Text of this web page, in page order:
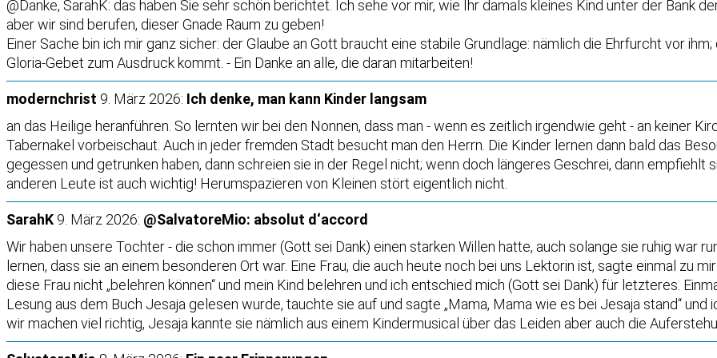
@Danke, SarahK: das haben Sie sehr schön berichtet. Ich sehe vor mir, wie Ihr damals kleines Kind unter der Bank
aber wir sind berufen, dieser Gnade Raum zu geben!
Einer Sache bin ich mir ganz sicher: der Glaube an Gott braucht eine stabile Grundlage: nämlich die Ehrfurcht vor
Gloria-Gebet zum Ausdruck kommt. - Ein Danke an alle, die daran mitarbeiten!
modernchrist 9. März 2026: Ich denke, man kann Kinder langsam
an das Heilige heranführen. So lernten wir bei den Nonnen, dass man - wenn es zeitlich irgendwie geht - an keiner
Tabernakel vorbeischaut. Auch in jeder fremden Stadt besucht man den Herrn. Die Kinder lernen dann bald das
gegessen und getrunken haben, dann schreien sie in der Regel nicht; wenn doch längeres Geschrei, dann empfiehlt
anderen Leute ist auch wichtig! Herumspazieren von Kleinen stört eigentlich nicht.
SarahK 9. März 2026: @SalvatoreMio: absolut d‘accord
Wir haben unsere Tochter - die schon immer (Gott sei Dank) einen starken Willen hatte, auch solange sie ruhig war
lernen, dass sie an einem besonderen Ort war. Eine Frau, die auch heute noch bei uns Lektorin ist, sagte einmal zu
diese Frau nicht „belehren können“ und mein Kind belehren und ich entschied mich (Gott sei Dank) für letzteres.
Lesung aus dem Buch Jesaja gelesen wurde, tauchte sie auf und sagte „Mama, Mama wie es bei Jesaja stand“
wir machen viel richtig, Jesaja kannte sie nämlich aus einem Kindermusical über das Leiden aber auch die